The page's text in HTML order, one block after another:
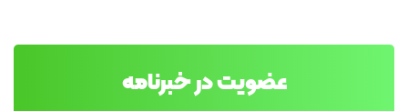
عضویت در خبرنامه